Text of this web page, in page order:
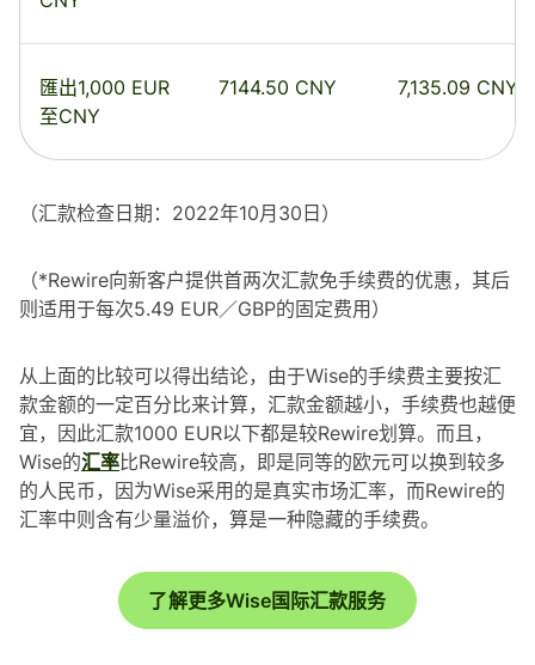
匯出1,000 EUR
至CNY
7144.50 CNY 7,135.09 CNY
（汇款检查日期：2022年10月30日）
（*Rewire向新客户提供首两次汇款免手续费的优惠，其后
则适用于每次5.49 EUR／GBP的固定费用）
从上面的比较可以得出结论，由于Wise的手续费主要按汇
款金额的一定百分比来计算，汇款金额越小，手续费也越便
宜，因此汇款1000 EUR以下都是较Rewire划算。而且，
Wise的汇率比Rewire较高，即是同等的欧元可以换到较多
的人民币，因为Wise采用的是真实市场汇率，而Rewire的
汇率中则含有少量溢价，算是一种隐藏的手续费。
了解更多Wise国际汇款服务